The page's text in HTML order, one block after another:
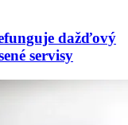
dažďový
servisy